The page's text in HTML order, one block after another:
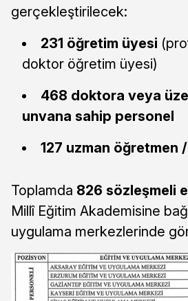
gerçekleştirilecek:
231 öğretim üyesi
doktor öğretim üyesi)
468 doktora veya
unvana sahip personel
127 uzman öğretmen
Toplamda 826 sözleşmeli
Millî Eğitim Akademisine
uygulama merkezlerinde